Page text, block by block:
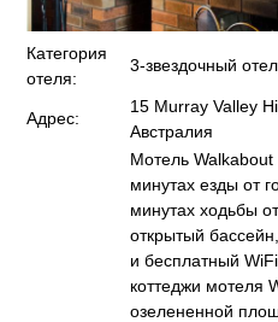
Категория
отеля:
3-звездочный
Адрес:
15 Murray Valley
Австралия
Мотель Walkabout
минутах езды от
минутах ходьбы
открытый
и бесплатный
коттеджи мотеля
озелененной